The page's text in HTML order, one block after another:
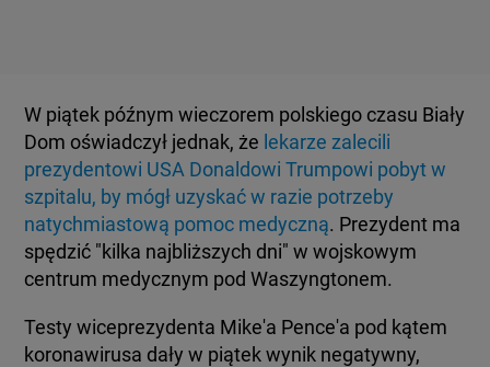
W piątek późnym wieczorem polskiego czasu Biały
Dom oświadczył jednak, że lekarze zalecili
prezydentowi USA Donaldowi Trumpowi pobyt w
szpitalu, by mógł uzyskać w razie potrzeby
natychmiastową pomoc medyczną. Prezydent ma
spędzić "kilka najbliższych dni" w wojskowym
centrum medycznym pod Waszyngtonem.
Testy wiceprezydenta Mike'a Pence'a pod kątem
koronawirusa dały w piątek wynik negatywny,